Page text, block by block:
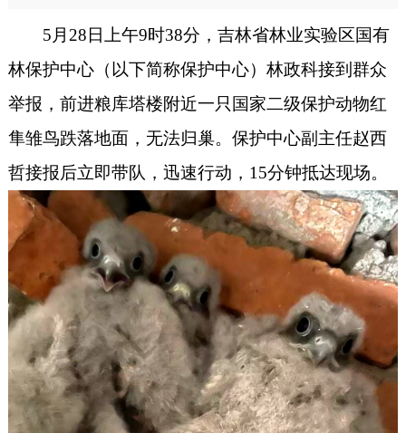
5月28日上午9时38分，吉林省林业实验区国有
林保护中心（以下简称保护中心）林政科接到群众
举报，前进粮库塔楼附近一只国家二级保护动物红
隼雏鸟跌落地面，无法归巢。保护中心副主任赵西
哲接报后立即带队，迅速行动，15分钟抵达现场。